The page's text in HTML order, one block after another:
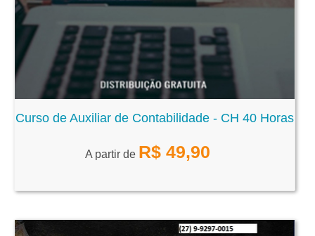
Curso de Auxiliar de Contabilidade - CH 40 Horas
A partir de R$ 49,90